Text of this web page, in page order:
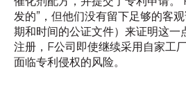
发的”，但他们没有留下足够的客
期和时间的公证文件）来证明这一
注册，F公司即使继续采用自家工
面临专利侵权的风险。